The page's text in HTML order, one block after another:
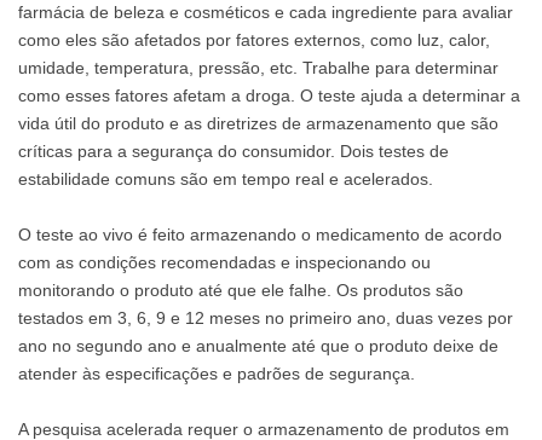
farmácia de beleza e cosméticos e cada ingrediente para avaliar
como eles são afetados por fatores externos, como luz, calor,
umidade, temperatura, pressão, etc. Trabalhe para determinar
como esses fatores afetam a droga. O teste ajuda a determinar a
vida útil do produto e as diretrizes de armazenamento que são
críticas para a segurança do consumidor. Dois testes de
estabilidade comuns são em tempo real e acelerados.
O teste ao vivo é feito armazenando o medicamento de acordo
com as condições recomendadas e inspecionando ou
monitorando o produto até que ele falhe. Os produtos são
testados em 3, 6, 9 e 12 meses no primeiro ano, duas vezes por
ano no segundo ano e anualmente até que o produto deixe de
atender às especificações e padrões de segurança.
A pesquisa acelerada requer o armazenamento de produtos em